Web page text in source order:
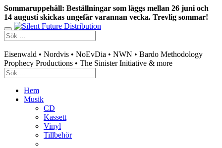
Sommaruppehåll: Beställningar som läggs mellan 26 juni och
14 augusti skickas ungefär varannan vecka. Trevlig sommar!
Eisenwald • Nordvis • NoEvDia • NWN • Bardo Methodology
Prophecy Productions • The Sinister Initiative & more
Hem
Musik
CD
Kassett
Vinyl
Tillbehör